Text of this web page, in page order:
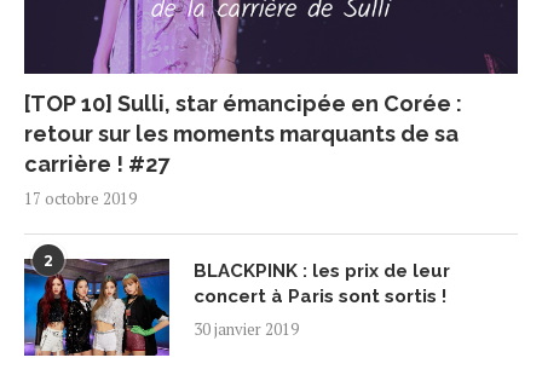
[TOP 10] Sulli, star émancipée en Corée :
retour sur les moments marquants de sa
carrière ! #27
17 octobre 2019
2
BLACKPINK : les prix de leur
concert à Paris sont sortis !
30 janvier 2019